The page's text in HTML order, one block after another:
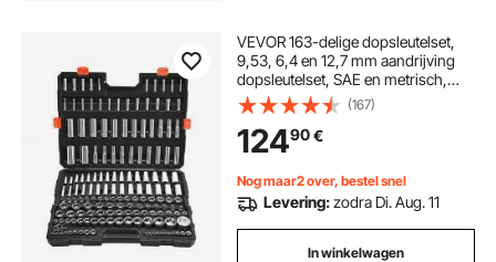
VEVOR 163-delige dopsleutelset,
9,53, 6,4 en 12,7 mm aandrijving
dopsleutelset, SAE en metrisch,
diep en standaard, met
opbergkoffer, verchroomd CR-V-
gelegeerd staal
(167)
12490€
Nog maar2 over, bestel snel
Levering:zodra Di. Aug. 11
In winkelwagen